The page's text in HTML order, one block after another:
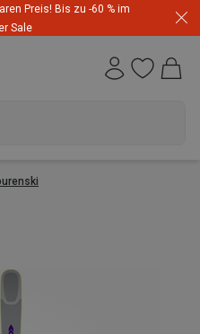
Preis! Bis zu -60 % im
Sale